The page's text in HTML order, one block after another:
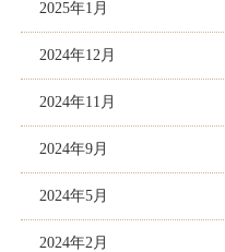
2025年1月
2024年12月
2024年11月
2024年9月
2024年5月
2024年2月